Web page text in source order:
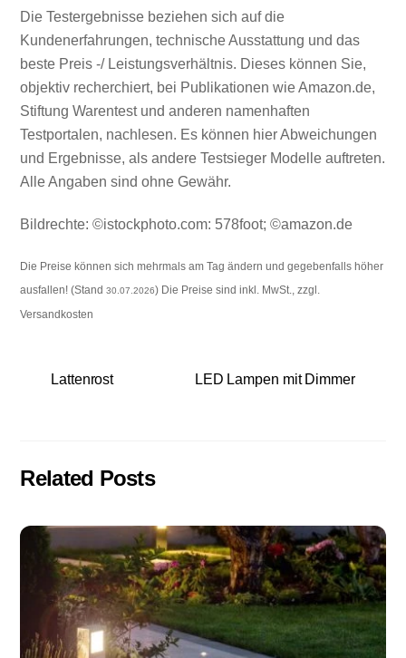
Die Testergebnisse beziehen sich auf die
Kundenerfahrungen, technische Ausstattung und das
beste Preis -/ Leistungsverhältnis. Dieses können Sie,
objektiv recherchiert, bei Publikationen wie Amazon.de,
Stiftung Warentest und anderen namenhaften
Testportalen, nachlesen. Es können hier Abweichungen
und Ergebnisse, als andere Testsieger Modelle auftreten.
Alle Angaben sind ohne Gewähr.
Bildrechte: ©istockphoto.com: 578foot; ©amazon.de
Die Preise können sich mehrmals am Tag ändern und gegebenfalls höher
ausfallen! (Stand30.07.2026) Die Preise sind inkl. MwSt., zzgl.
Versandkosten
Lattenrost LED Lampen mit Dimmer
Related Posts